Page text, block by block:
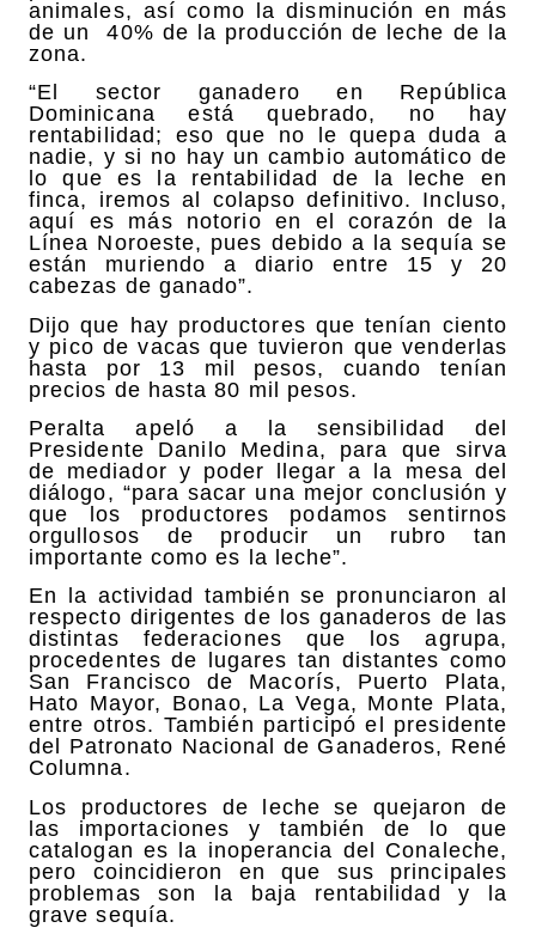
animales, así como la disminución en más
de un 40% de la producción de leche de la
zona.
“El sector ganadero en República
Dominicana está quebrado, no hay
rentabilidad; eso que no le quepa duda a
nadie, y si no hay un cambio automático de
lo que es la rentabilidad de la leche en
finca, iremos al colapso definitivo. Incluso,
aquí es más notorio en el corazón de la
Línea Noroeste, pues debido a la sequía se
están muriendo a diario entre 15 y 20
cabezas de ganado”.
Dijo que hay productores que tenían ciento
y pico de vacas que tuvieron que venderlas
hasta por 13 mil pesos, cuando tenían
precios de hasta 80 mil pesos.
Peralta apeló a la sensibilidad del
Presidente Danilo Medina, para que sirva
de mediador y poder llegar a la mesa del
diálogo, “para sacar una mejor conclusión y
que los productores podamos sentirnos
orgullosos de producir un rubro tan
importante como es la leche”.
En la actividad también se pronunciaron al
respecto dirigentes de los ganaderos de las
distintas federaciones que los agrupa,
procedentes de lugares tan distantes como
San Francisco de Macorís, Puerto Plata,
Hato Mayor, Bonao, La Vega, Monte Plata,
entre otros. También participó el presidente
del Patronato Nacional de Ganaderos, René
Columna.
Los productores de leche se quejaron de
las importaciones y también de lo que
catalogan es la inoperancia del Conaleche,
pero coincidieron en que sus principales
problemas son la baja rentabilidad y la
grave sequía.